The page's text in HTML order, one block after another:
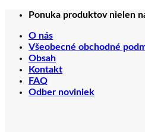
Preskočiť
obsah
Ponuka produktov nielen
O nás
Všeobecné obchodné
Obsah
Kontakt
FAQ
Odber noviniek